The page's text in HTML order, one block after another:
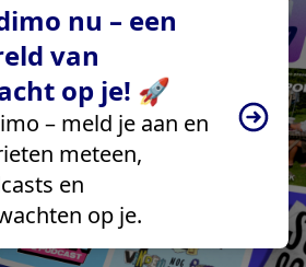
nu – een
van
op je! 🚀
– meld je aan en
meteen,
en
op je.